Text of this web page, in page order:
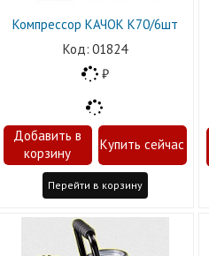
Компрессор КАЧОК К70/6шт
01824
Перейти в корзину